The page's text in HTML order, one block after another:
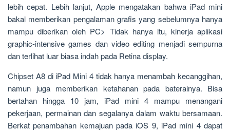
lebih cepat. Lebih lanjut, Apple mengatakan bahwa iPad mini
bakal memberikan pengalaman grafis yang sebelumnya hanya
mampu diberikan oleh PC> Tidak hanya itu, kinerja aplikasi
graphic-intensive games dan video editing menjadi sempurna
dan terlihat luar biasa indah pada Retina display.
Chipset A8 di iPad Mini 4 tidak hanya menambah kecanggihan,
namun juga memberikan ketahanan pada baterainya. Bisa
bertahan hingga 10 jam, iPad mini 4 mampu menangani
pekerjaan, permainan dan segalanya dalam waktu bersamaan.
Berkat penambahan kemajuan pada iOS 9, iPad mini 4 dapat